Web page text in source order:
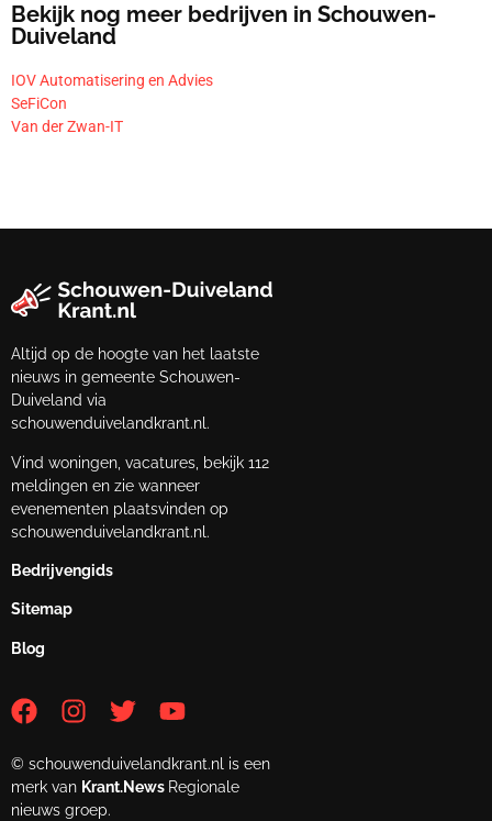
Bekijk nog meer bedrijven in Schouwen-
Duiveland
IOV Automatisering en Advies
SeFiCon
Van der Zwan-IT
Altijd op de hoogte van het laatste
nieuws in gemeente Schouwen-
Duiveland via
schouwenduivelandkrant.nl.
Vind woningen, vacatures, bekijk 112
meldingen en zie wanneer
evenementen plaatsvinden op
schouwenduivelandkrant.nl.
Bedrijvengids
Sitemap
Blog
© schouwenduivelandkrant.nl is een
merk van Krant.News Regionale
nieuws groep.